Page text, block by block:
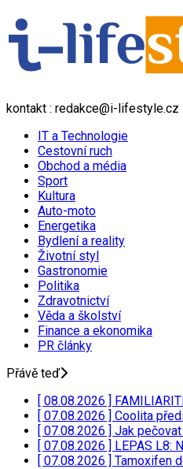
kontakt : redakce@i-lifestyle.cz
IT a Technologie
Cestovní ruch
Obchod a média
Sport
Kultura
Auto-moto
Energetika
Bydlení a reality
Životní styl
Gastronomie
Politika
Zdravotnictví
Věda a školství
Finance a ekonomika
PR články
Přávě teď
[ 08.08.2026 ]
[ 07.08.2026 ] Coolita
[ 07.08.2026 ] Jak
[ 07.08.2026 ] LEPAS L8:
[ 07.08.2026 ] Tamoxifen